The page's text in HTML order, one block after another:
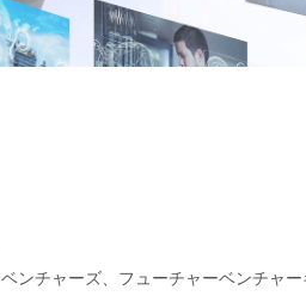
チャーズ、フューチャーベンチャ